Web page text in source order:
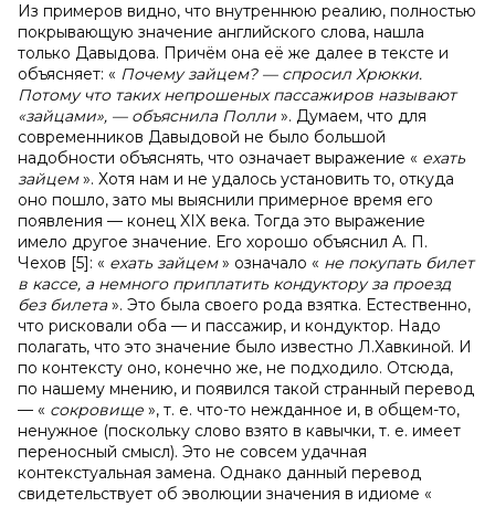
Из примеров видно, что внутреннюю реалию, полностью
покрывающую значение английского слова, нашла
только Давыдова. Причём она её же далее в тексте и
объясняет: « Почему зайцем? — спросил Хрюкки.
Потому что таких непрошеных пассажиров называют
«зайцами», — объяснила Полли ». Думаем, что для
современников Давыдовой не было большой
надобности объяснять, что означает выражение « ехать
зайцем». Хотя нам и не удалось установить то, откуда
оно пошло, зато мы выяснили примерное время его
появления — конец XIX века. Тогда это выражение
имело другое значение. Его хорошо объяснил А. П.
Чехов [5]: « ехать зайцем» означало « не покупать билет
в кассе, а немного приплатить кондуктору за проезд
без билета». Это была своего рода взятка. Естественно,
что рисковали оба — и пассажир, и кондуктор. Надо
полагать, что это значение было известно Л.Хавкиной. И
по контексту оно, конечно же, не подходило. Отсюда,
по нашему мнению, и появился такой странный перевод
— « сокровище », т. е. что-то нежданное и, в общем-то,
ненужное (поскольку слово взято в кавычки, т. е. имеет
переносный смысл). Это не совсем удачная
контекстуальная замена. Однако данный перевод
свидетельствует об эволюции значения в идиоме «